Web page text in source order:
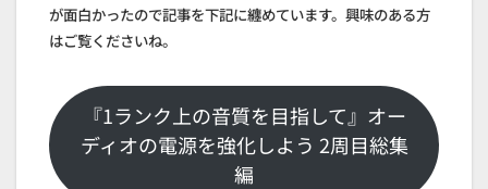
が面白かったので記事を下記に纏めています。興味のある方
はご覧くださいね。
『1ランク上の音質を目指して』オー
ディオの電源を強化しよう 2周目総集
編